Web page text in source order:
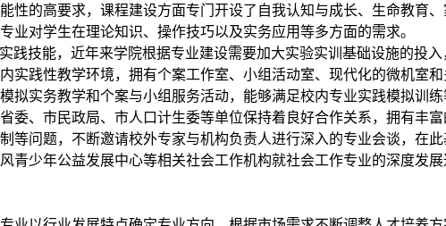
性的高要求，课程建设方面专门开设了自我认知与成长、生命教育
业对学生在理论知识、操作技巧以及实务应用等多方面的需求。
践技能，近年来学院根据专业建设需要加大实验实训基础设施的投入
实践性教学环境，拥有个案工作室、小组活动室、现代化的微机室
拟实务教学和个案与小组服务活动，能够满足校内专业实践模拟训练
委、市民政局、市人口计生委等单位保持着良好合作关系，拥有丰
等问题， 不断邀请校外专家与机构负责人进行深入的专业会谈， 在此
青少年公益发展中心等相关社会工作机构就社会工作专业的深度发